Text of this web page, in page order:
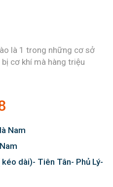
là 1 trong những cơ sở
cơ khí mà hàng triệu
Nam
dài)- Tiên Tân- Phủ Lý-